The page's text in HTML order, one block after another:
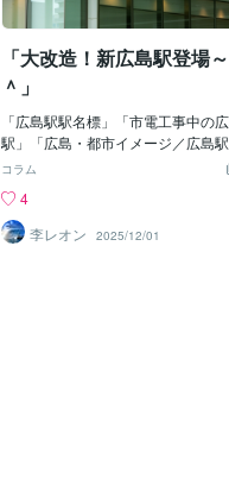
「大改造！新広島駅登場
＾」
「広島駅駅名標」「市電工事中の
駅」「広島・都市イメージ／広島
駅ビル」「広島駅（新幹線口）」
ことなの。すごいでしょ～♪＾＾え
んなにスゴクない？え～っ！＾＾
ねぇ～、事業計画段階で「１０００
コラム
4
李レオン
2025/12/01